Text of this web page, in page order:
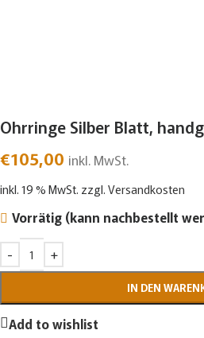
Ohrringe Silber Blatt,
€105,00 inkl. MwSt.
inkl. 19 % MwSt. zzgl.Versandkosten
Vorrätig (kann nachbestellt
IN DEN
Add to wishlist